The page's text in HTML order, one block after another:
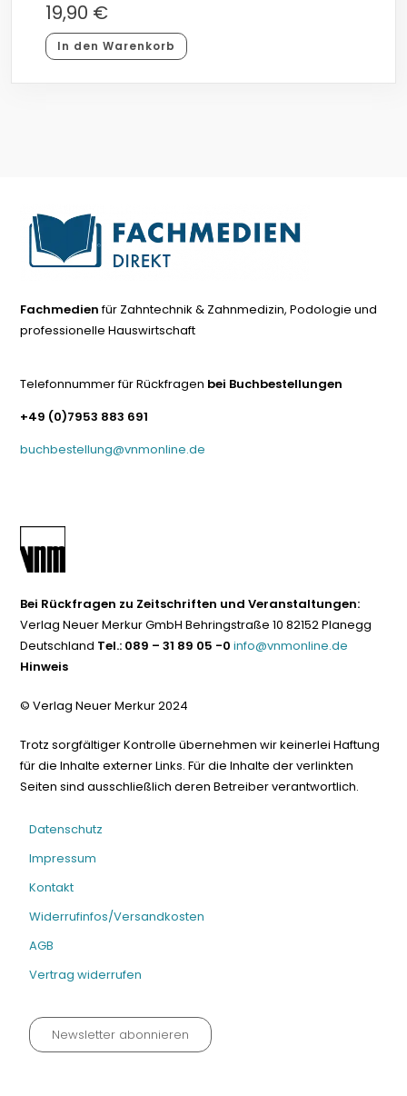
19,90 €
In den Warenkorb
Fachmedienfür Zahntechnik & Zahnmedizin, Podologie und
professionelle Hauswirtschaft
Telefonnummer für Rückfragen bei Buchbestellungen
+49 (0)7953 883 691
buchbestellung@vnmonline.de
Bei Rückfragen zu Zeitschriften und Veranstaltungen:
Verlag Neuer Merkur GmbH Behringstraße 10 82152 Planegg
Deutschland Tel.: 089 – 31 89 05 -0 info@vnmonline.de
Hinweis
© Verlag Neuer Merkur 2024
Trotz sorgfältiger Kontrolle übernehmen wir keinerlei Haftung
für die Inhalte externer Links. Für die Inhalte der verlinkten
Seiten sind ausschließlich deren Betreiber verantwortlich.
Datenschutz
Impressum
Kontakt
Widerrufinfos/Versandkosten
AGB
Vertrag widerrufen
Newsletter abonnieren